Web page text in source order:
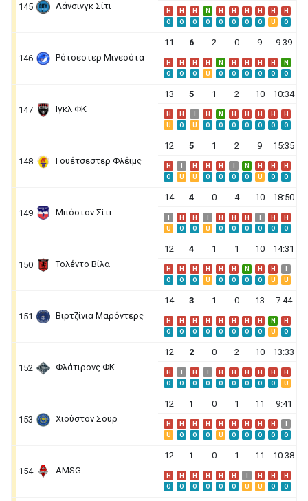
145 Λάνσινγκ Σίτι H H H N H H H H H
H
O
O O O O O O O U O
146 Ρότσεστερ Μινεσότα
11 6 2 0 9 9:39
H H H H N H H H H
N
O
O O U O O O O O O
147 Ιγκλ ΦΚ
13 5 1 2 10 10:34
H H H N H H H H
H
U
O U O O O O O O O
148 Γουέτσεστερ Φλέιμς
12 5 1 2 9 15:35
H H H H N H H
H
O
U U O O O O U O O
149 Μπόστον Σίτι
14 4 0 4 10 18:50
H H H H H H
H
U
O O U O O O O O O
150 Τολέντο Βίλα
12 4 1 1 10 14:31
H H H H H H N H H
O
O O U O O O O U U
151 Βιρτζίνια Μαρόντερς
14 3 1 0 13 7:44
H H H H H H H H N
H
O
O O O O O O O U O
152 Φλάτιρονς ΦΚ
12 2 0 2 10 13:33
H H H H H H H
H
O
O O O O O O O O U
153 Χιούστον Σουρ
12 1 0 1 11 9:41
H H H H H H H H H
U
O O O U O O O O O
154 AMSG
12 1 0 1 11 10:38
H H H H H H H H
H
O
O O O O O U U O O